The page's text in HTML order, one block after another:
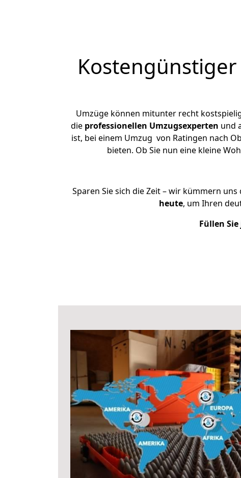
Umzüge können mitunter recht
die professionellen Umzugsexperten und
ist, bei einem Umzug von Ratingen nach
bieten. Ob Sie nun eine kleine
Sparen Sie sich die Zeit – wir kümmern
heute, um Ihren
Füllen